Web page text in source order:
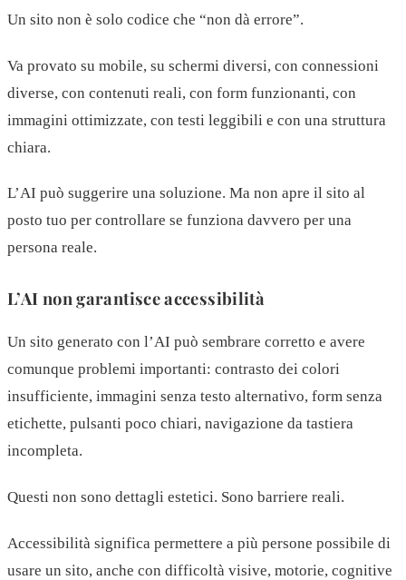
Un sito non è solo codice che “non dà errore”.
Va provato su mobile, su schermi diversi, con connessioni
diverse, con contenuti reali, con form funzionanti, con
immagini ottimizzate, con testi leggibili e con una struttura
chiara.
L’AI può suggerire una soluzione. Ma non apre il sito al
posto tuo per controllare se funziona davvero per una
persona reale.
L’AI non garantisce accessibilità
Un sito generato con l’AI può sembrare corretto e avere
comunque problemi importanti: contrasto dei colori
insufficiente, immagini senza testo alternativo, form senza
etichette, pulsanti poco chiari, navigazione da tastiera
incompleta.
Questi non sono dettagli estetici. Sono barriere reali.
Accessibilità significa permettere a più persone possibile di
usare un sito, anche con difficoltà visive, motorie, cognitive